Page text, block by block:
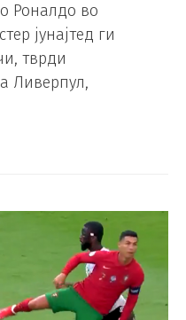
Роналдо во
јунајтед ги
тврди
Ливерпул,